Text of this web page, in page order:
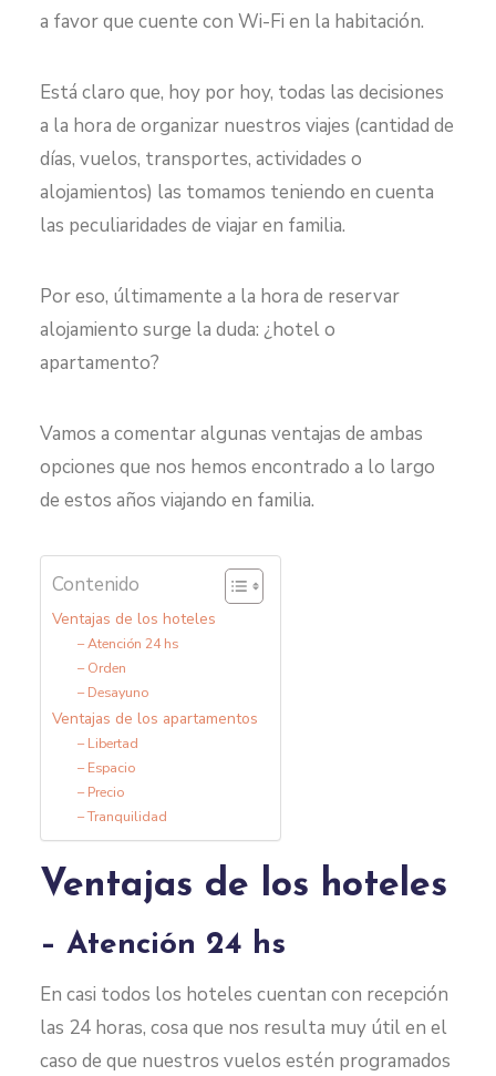
a favor que cuente con Wi-Fi en la habitación.
Está claro que, hoy por hoy, todas las decisiones
a la hora de organizar nuestros viajes (cantidad de
días, vuelos, transportes, actividades o
alojamientos) las tomamos teniendo en cuenta
las peculiaridades de viajar en familia.
Por eso, últimamente a la hora de reservar
alojamiento surge la duda: ¿hotel o
apartamento?
Vamos a comentar algunas ventajas de ambas
opciones que nos hemos encontrado a lo largo
de estos años viajando en familia.
Contenido
Ventajas de los hoteles
– Atención 24 hs
– Orden
– Desayuno
Ventajas de los apartamentos
– Libertad
– Espacio
– Precio
– Tranquilidad
Ventajas de los hoteles
– Atención 24 hs
En casi todos los hoteles cuentan con recepción
las 24 horas, cosa que nos resulta muy útil en el
caso de que nuestros vuelos estén programados